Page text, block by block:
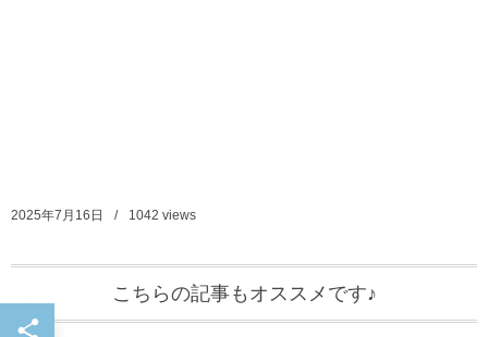
2025年7月16日 1042 views
こちらの記事もオススメです♪